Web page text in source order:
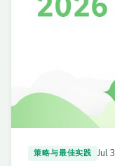
策略与最佳实践 Jul